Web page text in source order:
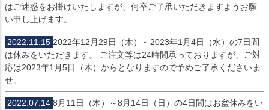
はご迷惑をお掛けいたしますが、何卒ご了承いただきますようお願
い申し上げます。
2022.11.15 2022年12月29日（木）～2023年1月4日（水）の7日間
は休みをいただきます。 ご注文等は24時間承っておりますが、ご対
応は2023年1月5日（木）からとなりますので予めご了承くださいま
せ。
2022.07.14 8月11日（木）～8月14日（日）の4日間はお盆休みをい